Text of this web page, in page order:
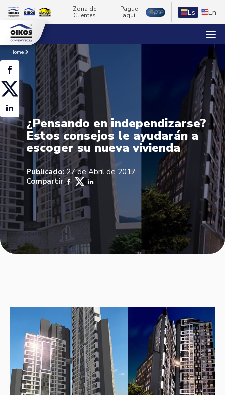
Zona de
Clientes
Pague
aquí
Es En
Home
¿Pensando en independizarse?
Estos consejos le ayudarán a
escoger su nueva vivienda
Publicado:27 de Abril de 2017
Compartir